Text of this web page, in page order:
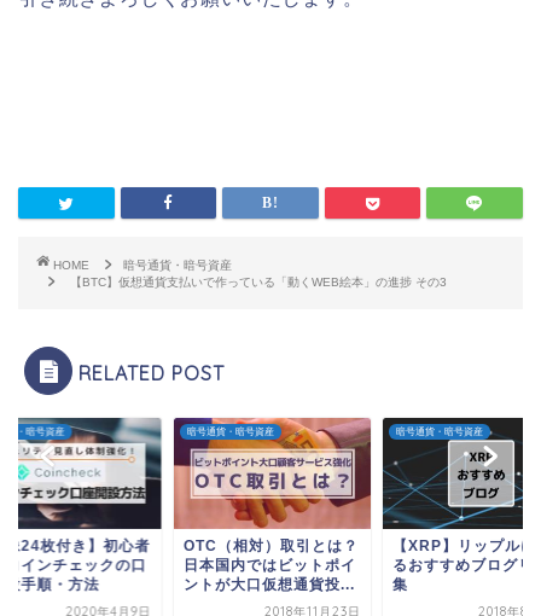
HOME
暗号通貨・暗号資産
【BTC】仮想通貨支払いで作っている「動くWEB絵本」の進捗 その3
RELATED POST
貨・暗号資産
像24枚付き】初心者
コインチェックの口
設手順・方法
2020年4月9日
暗号通貨・暗号資産
OTC（相対）取引とは？
日本国内ではビットポイ
ントが大口仮想通貨投...
2018年11月23日
暗号通貨・暗号資産
【XRP】リップルに
るおすすめブログリ
集
2018年8